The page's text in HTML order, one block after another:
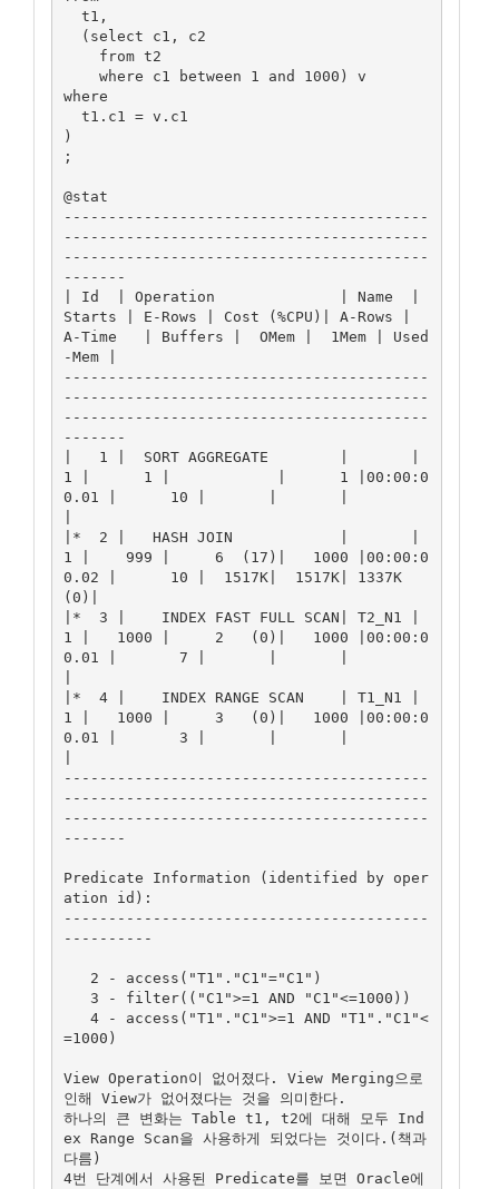
where
)
;
@stat
-----------------------------------------
-----------------------------------------
-----------------------------------------
-------
| Id  | Operation              | Name  |
Starts | E-Rows | Cost (%CPU)| A-Rows |
A-Time   | Buffers |  OMem |  1Mem | Used
-Mem |
-----------------------------------------
-----------------------------------------
-----------------------------------------
-------
|   1 |  SORT AGGREGATE        |       |
1 |      1 |            |      1 |00:00:0
0.01 |      10 |       |       |
|*  2 |   HASH JOIN            |       |
1 |    999 |     6  (17)|   1000 |00:00:0
0.02 |      10 |  1517K|  1517K| 1337K
(0)|
|*  3 |    INDEX FAST FULL SCAN| T2_N1 |
1 |   1000 |     2   (0)|   1000 |00:00:0
0.01 |       7 |       |       |
|*  4 |    INDEX RANGE SCAN    | T1_N1 |
1 |   1000 |     3   (0)|   1000 |00:00:0
0.01 |       3 |       |       |
-----------------------------------------
-----------------------------------------
-----------------------------------------
-------
Predicate Information (identified by oper
ation id):
-----------------------------------------
----------
=1000)
View Operation이 없어졌다. View Merging으로
인해 View가 없어졌다는 것을 의미한다.
하나의 큰 변화는 Table t1, t2에 대해 모두 Ind
ex Range Scan을 사용하게 되었다는 것이다.(책과
다름)
4번 단계에서 사용된 Predicate를 보면 Oracle에